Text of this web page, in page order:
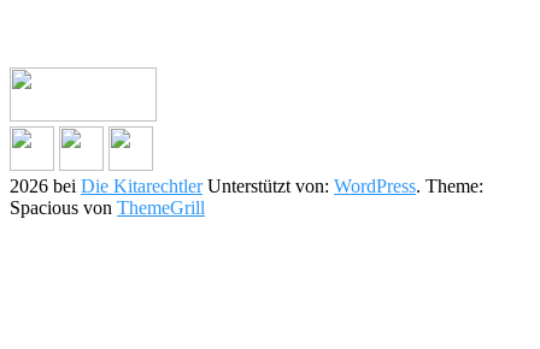
2026 bei Die KitarechtlerUnterstützt von: WordPress. Theme:
Spacious von ThemeGrill